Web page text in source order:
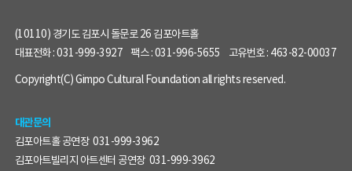
(10110) 경기도 김포시 돌문로 26 김포아트홀
대표전화 :031-999-3927 팩스 :031-996-5655 고유번호 : 463-82-00037
Copyright(C) Gimpo Cultural Foundation all rights reserved.
대관문의
김포아트홀 공연장 031-999-3962
김포아트빌리지 아트센터 공연장 031-999-3962